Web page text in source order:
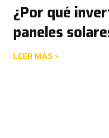
¿Por qué
paneles
LEER MÁS >